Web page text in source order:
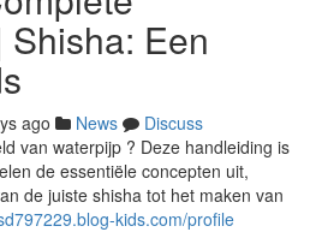
Een
ago News
Discuss
van waterpijp ? Deze handleiding is
de essentiële concepten uit,
de juiste shisha tot het maken van
kids.com/profile